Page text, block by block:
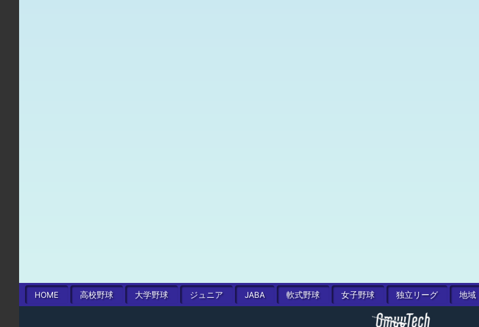
HOME 高校野球 大学野球 ジュニア JABA 軟式野球 女子野球 独立リーグ 地域